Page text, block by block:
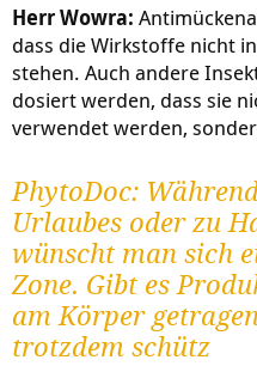
Herr Wowra:
dass die Wirkstoffe nicht
stehen. Auch andere
dosiert werden, dass sie
verwendet werden,
PhytoDoc:
Urlaubes oder zu
wünscht man sich
Zone. Gibt es
am Körper
trotzdem schütz